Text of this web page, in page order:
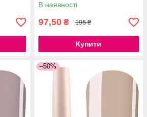
В наявності
97,50 ₴ 195 ₴
Купити
–50%